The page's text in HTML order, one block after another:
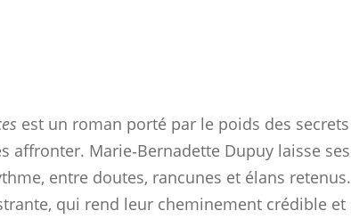
est un roman porté par le poids des secrets
affronter. Marie‑Bernadette Dupuy laisse ses
entre doutes, rancunes et élans retenus.
qui rend leur cheminement crédible et